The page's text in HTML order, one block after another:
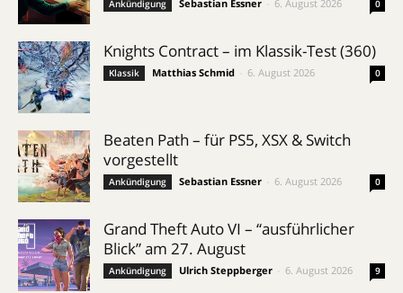
Ankündigung Sebastian Essner 6. August 2026 0
Knights Contract – im Klassik-Test (360)
Klassik Matthias Schmid 6. August 2026 0
Beaten Path – für PS5, XSX & Switch
vorgestellt
Ankündigung Sebastian Essner 6. August 2026 0
Grand Theft Auto VI – “ausführlicher
Blick” am 27. August
Ankündigung Ulrich Steppberger 6. August 2026 9